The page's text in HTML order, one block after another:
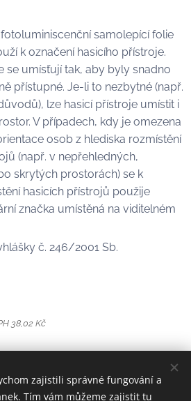
samolepící folie
k označení hasicího přístroje.
se umísťují tak, aby byly snadno
přístupné. Je-li to nezbytné (např.
lze hasicí přístroje umístit i
V případech, kdy je omezena
osob z hlediska rozmístění
(např. v nepřehledných,
skrytých prostorách) se k
hasicích přístrojů použije
značka umístěná na viditelném
č. 246/2001 Sb.
38,02 Kč
www.technikpo.cz/
zajistili správné fungování a
Tím vám můžeme zajistit tu